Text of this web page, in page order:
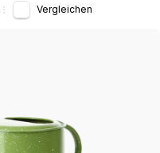
Vergleichen